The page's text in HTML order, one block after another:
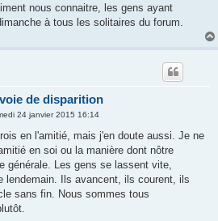
nous connaitre, les gens ayant
à tous les solitaires du forum.
de disparition
24 janvier 2015 16:14
en l'amitié, mais j'en doute aussi. Je ne
en soi ou la manière dont nôtre
générale. Les gens se lassent vite,
lendemain. Ils avancent, ils courent, ils
sans fin. Nous sommes tous